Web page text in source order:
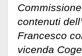
contenuti
Francesco
vicenda